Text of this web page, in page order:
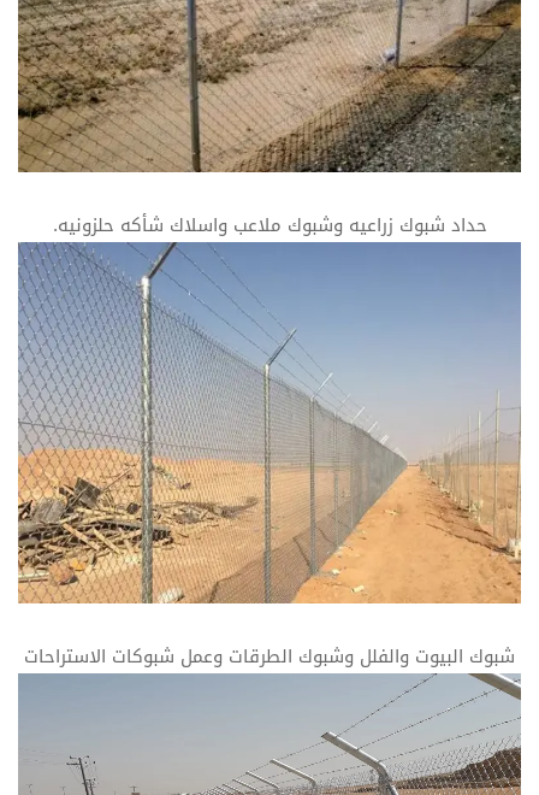
حداد شبوك زراعيه وشبوك ملاعب واسلاك شأكه حلزونيه.
شبوك البيوت والفلل وشبوك الطرقات وعمل شبوكات الاستراحات